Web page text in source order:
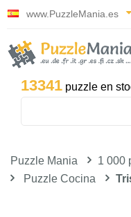
www.PuzzleMania.es
13341 puzzle en
Puzzle Mania 1 000
Puzzle Cocina